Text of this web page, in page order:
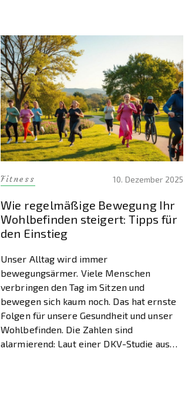
Fitness 10. Dezember 2025
Wie regelmäßige Bewegung Ihr
Wohlbefinden steigert: Tipps für
den Einstieg
Unser Alltag wird immer
bewegungsärmer. Viele Menschen
verbringen den Tag im Sitzen und
bewegen sich kaum noch. Das hat ernste
Folgen für unsere Gesundheit und unser
Wohlbefinden. Die Zahlen sind
alarmierend: Laut einer DKV-Studie aus